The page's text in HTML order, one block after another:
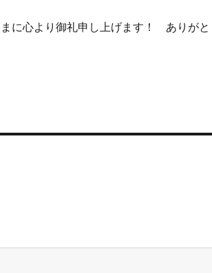
に心より御礼申し上げます！ ありがと